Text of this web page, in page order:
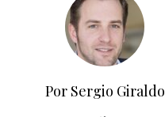
Por Sergio Giraldo